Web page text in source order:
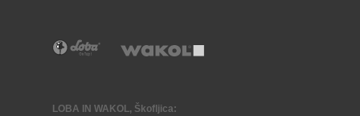
LOBA IN WAKOL, Škofljica: